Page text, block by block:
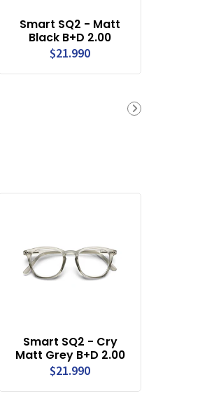
Smart SQ2 - Matt
Black B+D 2.00
$21.990
Smart SQ2 - Cry
Matt Grey B+D 2.00
$21.990